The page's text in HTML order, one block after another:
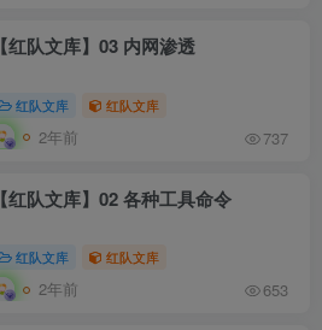
【红队文库】03 内网渗透
红队文库 红队文库
2年前 737
【红队文库】02 各种工具命令
红队文库 红队文库
2年前 653